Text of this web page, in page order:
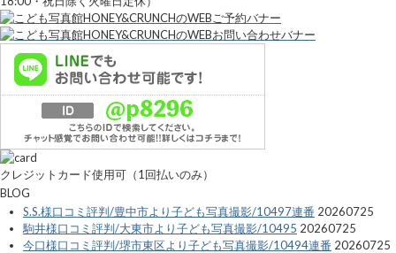
クレジットカード使用可（1回払いのみ）
BLOG
S.S.様口コミ評判/豊中市より子ども写真撮影/10497連番 20260725
駒井様口コミ評判/大東市より子ども写真撮影/10495 20260725
今口様口コミ評判/堺市東区より子ども写真撮影/10494連番 20260725